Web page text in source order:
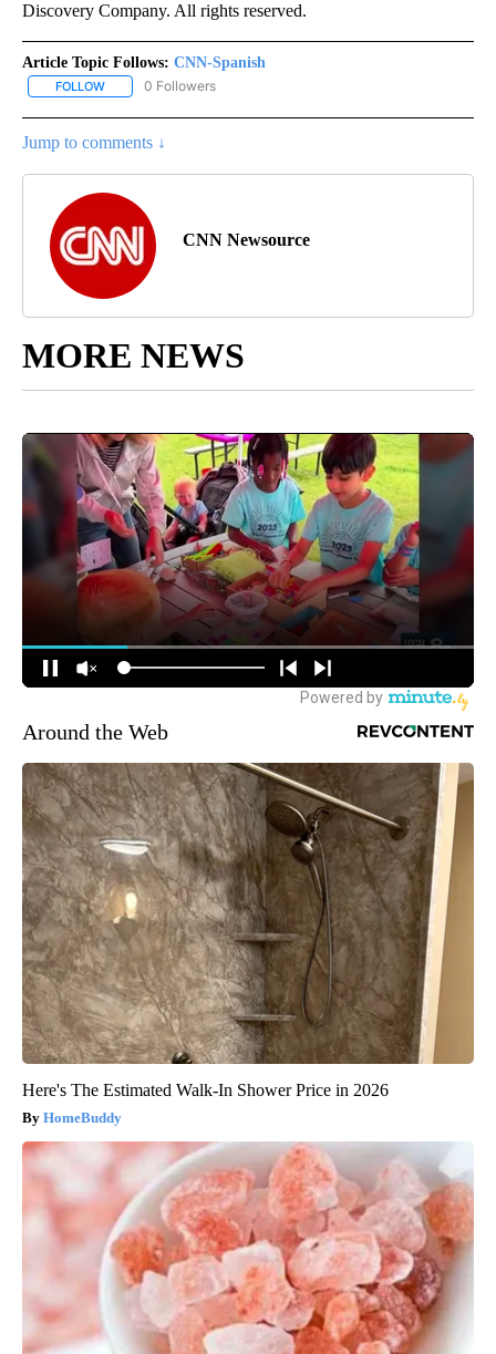
Discovery Company. All rights reserved.
Article Topic Follows: CNN-Spanish
FOLLOW FOLLOW "CNN-SPANISH" TO RECEIVE NOTIFICATIONS ABOUT
0 Followers
Jump to comments ↓
CNN Newsource
MORE NEWS
Around the Web
Here's The Estimated Walk-In Shower Price in 2026
HomeBuddy